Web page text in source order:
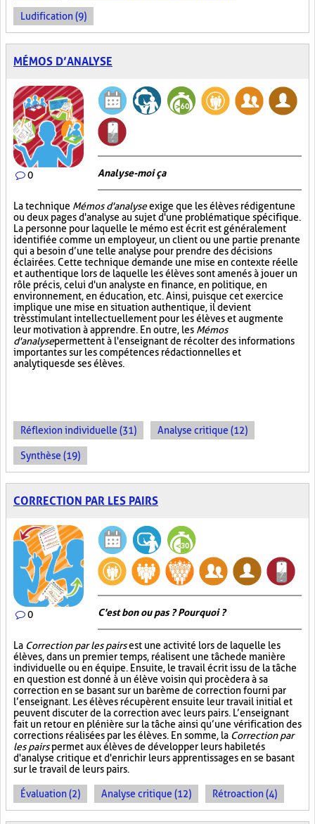
Ludification (9)
MÉMOS D’ANALYSE
0 Analyse-moi ça
La technique Mémos d'analyseexige que les élèves rédigent une
ou deux pages d'analyse au sujet d'une problématique spécifique.
La personne pour laquelle le mémo est écrit est généralement
identifiée comme un employeur, un client ou une partie prenante
qui a besoin d’une telle analyse pour prendre des décisions
éclairées. Cette technique demande une mise en contexte réelle
et authentique lors de laquelle les élèves sont amenés à jouer un
rôle précis, celui d'un analyste en finance, en politique, en
environnement, en éducation, etc. Ainsi, puisque cet exercice
implique une mise en situation authentique, il devient
très stimulant intellectuellement pour les élèves et augmente
leur motivation à apprendre. En outre, les Mémos
d'analysepermettent à l'enseignant de récolter des informations
importantes sur les compétences rédactionnelles et
analytiques de ses élèves.
Réflexion individuelle (31) Analyse critique (12)
Synthèse (19)
CORRECTION PAR LES PAIRS
0 C'est bon ou pas ? Pourquoi ?
La Correction par les pairsest une activité lors de laquelle les
élèves, dans un premier temps, réalisent une tâche de manière
individuelle ou en équipe. Ensuite, le travail écrit issu de la tâche
en question est donné à un élève voisin qui procèdera à sa
correction en se basant sur un barème de correction fourni par
l’enseignant. Les élèves récupèrent ensuite leur travail initial et
peuvent discuter de la correction avec leurs pairs. L’enseignant
fait un retour en plénière sur la tâche ainsi qu’une vérification des
corrections réalisées par les élèves. En somme, la Correction par
les pairspermet aux élèves de développer leurs habiletés
d'analyse critique et d'enrichir leurs apprentissages en se basant
sur le travail de leurs pairs.
Évaluation (2) Analyse critique (12) Rétroaction (4)